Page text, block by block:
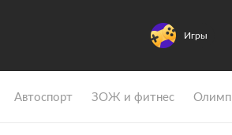
Игры
Автоспорт ЗОЖ и фитнес